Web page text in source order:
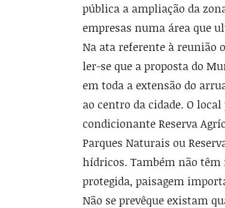
pública a ampliação da
empresas numa área que
Na ata referente à reunião
ler-se que a proposta do
em toda a extensão do
ao centro da cida­de. O
condicionante Reserva
Parques Naturais ou
hídricos. Também não têm
protegida, paisa­gem
Não se prevêque existam